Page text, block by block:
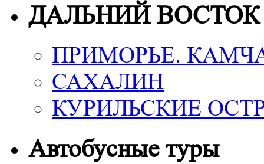
ДАЛЬНИЙ ВОСТОК
ПРИМОРЬЕ.
САХАЛИН
КУРИЛЬСКИЕ
Автобусные туры